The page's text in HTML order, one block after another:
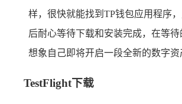
样，很快就能找到TP钱包应用程序
后耐心等待下载和安装完成，在等
想象自己即将开启一段全新的数字资
TestFlight下载